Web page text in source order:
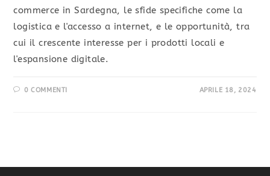
commerce in Sardegna, le sfide specifiche come la
logistica e l'accesso a internet, e le opportunità, tra
cui il crescente interesse per i prodotti locali e
l'espansione digitale.
0 COMMENTI APRILE 18, 2024